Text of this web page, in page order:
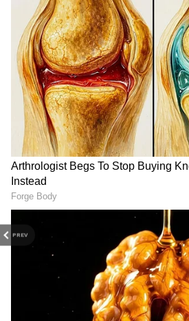
PREV
పనులన్నీ ఈ సమయంలో పూర్తి
మంచిగా విస్తరించుకుంటారు.
ఉంటే.. వాటిల్లో విజయం
కూడా నిజమయ్యే అవకాశం ఉంది.